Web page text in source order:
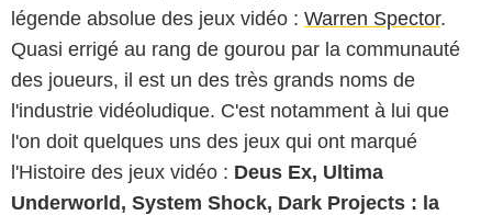
légende absolue des jeux vidéo : Warren Spector.
Quasi errigé au rang de gourou par la communauté
des joueurs, il est un des très grands noms de
l'industrie vidéoludique. C'est notamment à lui que
l'on doit quelques uns des jeux qui ont marqué
l'Histoire des jeux vidéo : Deus Ex, Ultima
Underworld, System Shock, Dark Projects : la